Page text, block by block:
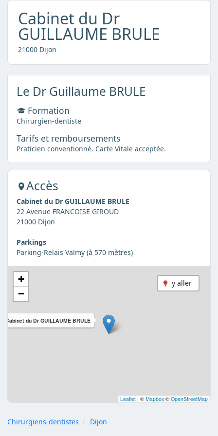
Cabinet du Dr
GUILLAUME BRULE
21000 Dijon
Le Dr Guillaume BRULE
Formation
Chirurgien-dentiste
Tarifs et remboursements
Praticien conventionné. Carte Vitale acceptée.
Accès
Cabinet du Dr GUILLAUME BRULE
22 Avenue FRANCOISE GIROUD
21000 Dijon
Parkings
Parking-Relais Valmy (à 570 mètres)
y aller
Cabinet du Dr GUILLAUME BRULE
+
−
Leaflet | © Mapbox © OpenStreetMap
Chirurgiens-dentistes Dijon